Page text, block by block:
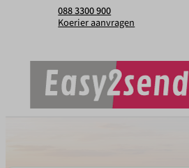
088 3300 900
Koerier aanvragen